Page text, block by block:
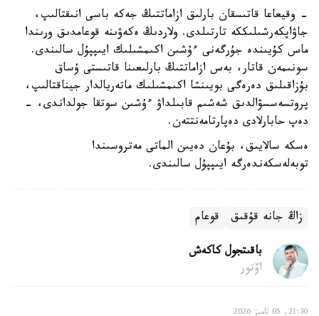
- وقيعاعا قاتىسقان بارلىق ازاماتتىڭ جەكە باسى انىقتالىپ،
جاۋاپكەرشىلىككە تارتىلدى. ولاردىڭ ەكەۋىنە قوعامدىق ورىندا
ماس كۇيىندە جۇرگەنى ءۇشىن اكىمشىلىك ايىپپۇل سالىندى.
سونىمەن قاتار، بەس ازاماتتىڭ بارلىعىنا قاتىستى ۇساق
بۇزاقىلىق دەرەگى بويىنشا اكىمشىلىك ماتەريالدار جيناقتالىپ،
پروتسەسسۋالدىق شەشىم قابىلداۋ ءۇشىن سوتقا جولداندى، -
دەپ حابارلادى دەپارتامەنتتەن.
ەسكە سالايىق، بۇعان دەيىن الماتى مەتروسىندا
توبەلەسكەندەرگە ايىپپۇل سالىندى.
زاڭ جانە قۇقىق قوعام
باقىتجول كاكەش
اۆتور
21:30, 05 تامىز 2026